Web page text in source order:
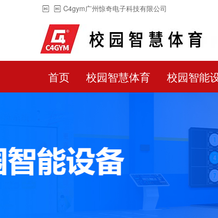
C4gym广州惊奇电子科技有限公司
首页 校园智慧体育 校园智能